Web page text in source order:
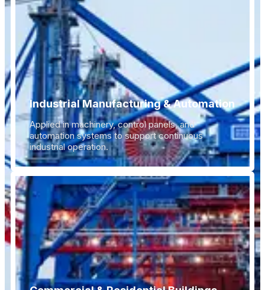
Industrial Manufacturing & Automation
Applied in machinery, control panels, and
automation systems to support continuous
industrial operation.